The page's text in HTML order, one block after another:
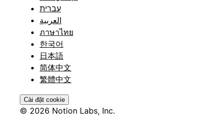
עברית
العربية
ภาษาไทย
한국어
日本語
简体中文
繁體中文
Cài đặt cookie
© 2026 Notion Labs, Inc.